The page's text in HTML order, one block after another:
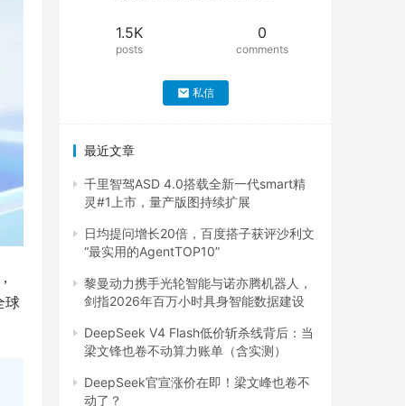
球
1.5K
posts
0
comments
私信
最近文章
千里智驾ASD 4.0搭载全新一代smart精
灵#1上市，量产版图持续扩展
日均提问增长20倍，百度搭子获评沙利文
“最实用的AgentTOP10”
黎曼动力携手光轮智能与诺亦腾机器人，
剑指2026年百万小时具身智能数据建设
DeepSeek V4 Flash低价斩杀线背后：当
梁文锋也卷不动算力账单（含实测）
DeepSeek官宣涨价在即！梁文峰也卷不
动了？